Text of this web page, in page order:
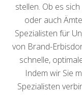
stellen. Ob es
oder auch
Spezialisten für
von Brand-
schnelle,
Indem wir Sie
Spezialisten